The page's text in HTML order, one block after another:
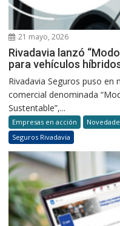
21 mayo, 2026
Rivadavia lanzó
para vehículos
Rivadavia Seguros puso en
comercial denominada
Sustentable”,...
Empresas en acción
Seguros Rivadavia